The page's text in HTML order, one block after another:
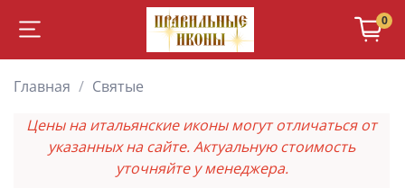
0
Главная
Святые
Цены на итальянские иконы могут отличаться от
указанных на сайте. Актуальную стоимость
уточняйте у менеджера.